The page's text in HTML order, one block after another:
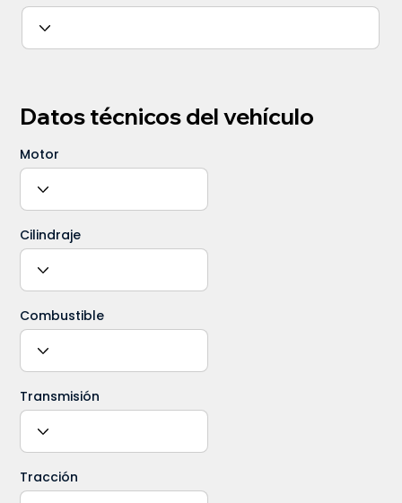
Datos técnicos del vehículo
Motor
Cilindraje
Combustible
Transmisión
Tracción